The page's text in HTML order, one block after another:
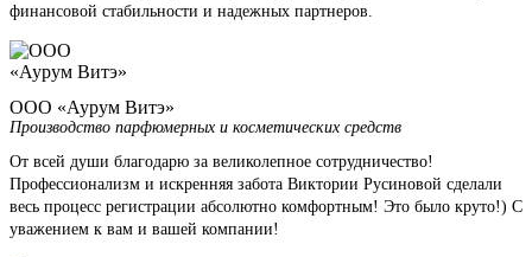
финансовой стабильности и надежных партнеров.
ООО «Аурум Витэ»
Производство парфюмерных и косметических средств
От всей души благодарю за великолепное сотрудничество!
Профессионализм и искренняя забота Виктории Русиновой сделали
весь процесс регистрации абсолютно комфортным! Это было круто!) С
уважением к вам и вашей компании!